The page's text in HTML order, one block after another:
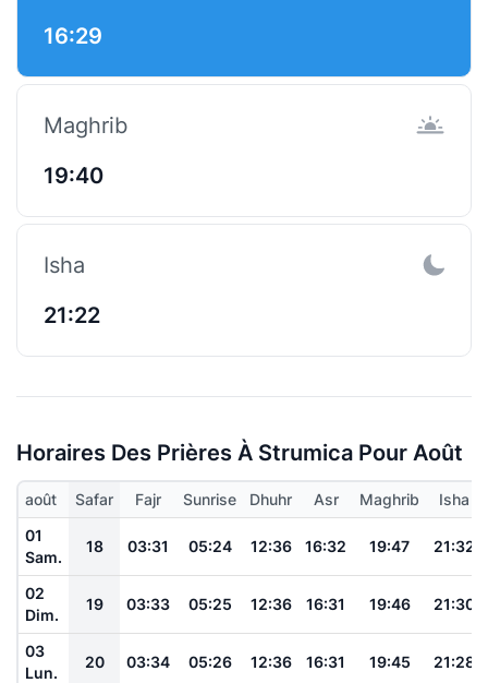
16:29
Maghrib
19:40
Isha
21:22
Horaires Des Prières À Strumica Pour Août
août Safar Fajr Sunrise Dhuhr Asr Maghrib
Isha
01
Sam.
18 03:31 05:24 12:36 16:32 19:47 21:32
02
Dim.
19 03:33 05:25 12:36 16:31 19:46 21:30
03
Lun.
20 03:34 05:26 12:36 16:31 19:45 21:28